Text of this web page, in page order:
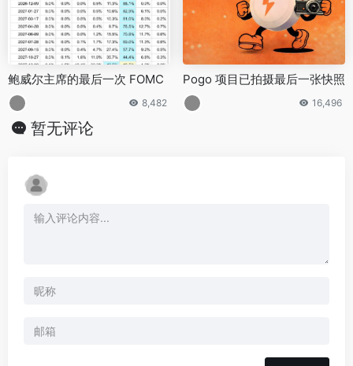
鲍威尔主席的最后一次 FOMC
8,482
Pogo 项目已拍摄最后一张快照
16,496
暂无评论